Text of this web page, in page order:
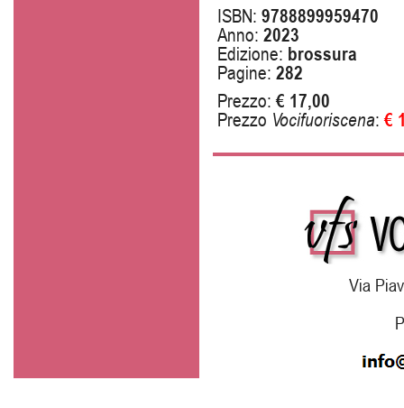
ISBN: 9788899959470
Anno: 2023
Edizione: brossura
Pagine: 282
Prezzo:€ 17,00
Prezzo Vocifuoriscena:€
Via